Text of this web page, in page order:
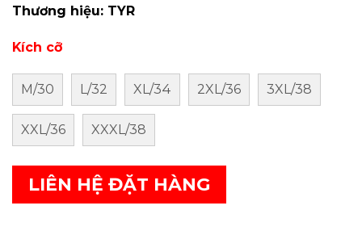
Thương hiệu: TYR
Kích cỡ
M/30 L/32 XL/34 2XL/36 3XL/38
XXL/36 XXXL/38
LIÊN HỆ ĐẶT HÀNG